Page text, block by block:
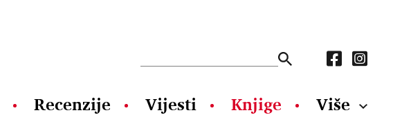
Recenzije Vijesti Knjige Više